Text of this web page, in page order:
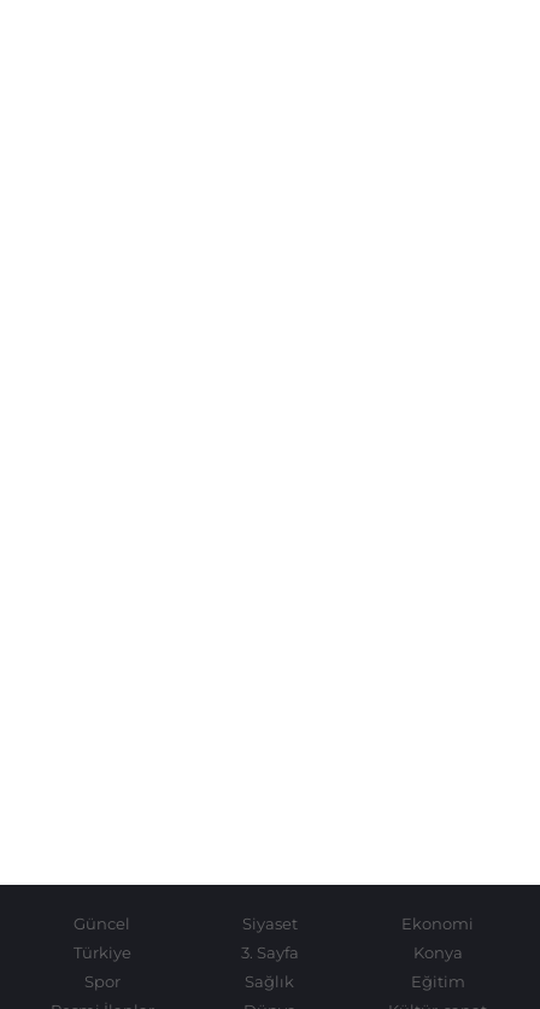
Güncel Siyaset
Ekonomi
Türkiye
3. Sayfa
Konya
Spor
Sağlık
Eğitim